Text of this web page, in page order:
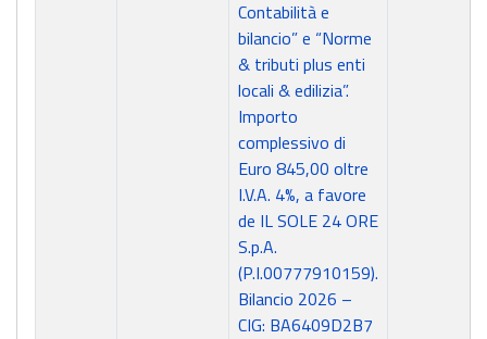
Contabilità e
bilancio” e “Norme
& tributi plus enti
locali & edilizia”.
Importo
complessivo di
Euro 845,00 oltre
I.V.A. 4%, a favore
de IL SOLE 24 ORE
S.p.A.
(P.I.00777910159).
Bilancio 2026 –
CIG: BA6409D2B7